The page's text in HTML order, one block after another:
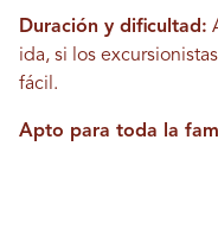
Duración y dificultad:
ida, si los
fácil.
Apto para toda la